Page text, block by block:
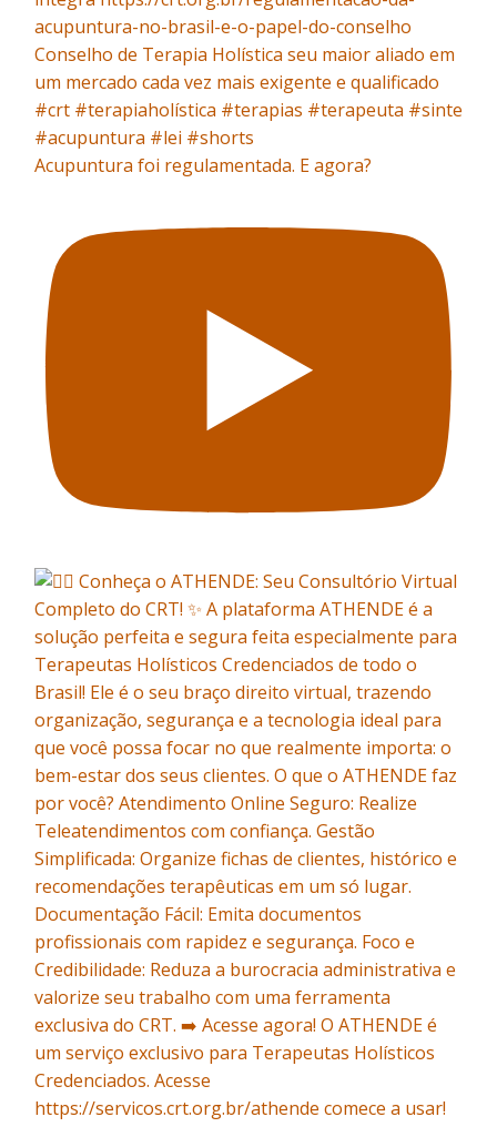
Acupuntura foi regulamentada. E agora?